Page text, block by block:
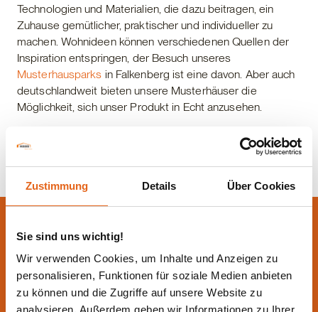
Zustimmung Details Über Cookies
Sie sind uns wichtig!
Wir verwenden Cookies, um Inhalte und Anzeigen zu
personalisieren, Funktionen für soziale Medien anbieten
zu können und die Zugriffe auf unsere Website zu
analysieren. Außerdem geben wir Informationen zu Ihrer
Technologien und Materialien, die dazu beitragen, ein
Zuhause gemütlicher, praktischer und individueller zu
machen. Wohnideen können verschiedenen Quellen der
Inspiration entspringen, der Besuch unseres
Musterhausparks in Falkenberg ist eine davon. Aber auch
deutschlandweit bieten unsere Musterhäuser die
Möglichkeit, sich unser Produkt in Echt anzusehen.
Lassen Sie sich jetzt
beraten.
Die beste Beratung ist die persönliche - von einem Haas
Fachberater in Ihrer Nähe!